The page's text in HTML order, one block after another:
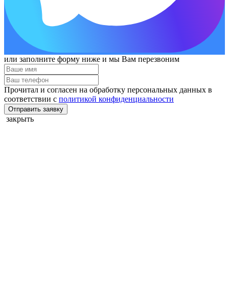
или заполните форму ниже и мы Вам перезвоним
Прочитал и согласен на обработку персональных данных в
соответствии с политикой конфиденциальности
Отправить заявку
закрыть